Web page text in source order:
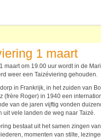
1 maart
maart om 19.00 uur wordt in de
weer een Taizéviering gehouden.
in Frankrijk, in het zuiden van
(frère Roger) in 1940 een
van de jaren vijftig vonden
uit vele landen de weg naar Taizé.
bestaat uit het samen zingen
momenten van stilte,